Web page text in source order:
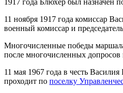
11 ноября 1917 года комиссар
военный комиссар и
Многочисленные победы
после многочисленных
11 мая 1967 года в честь
проходит по поселку